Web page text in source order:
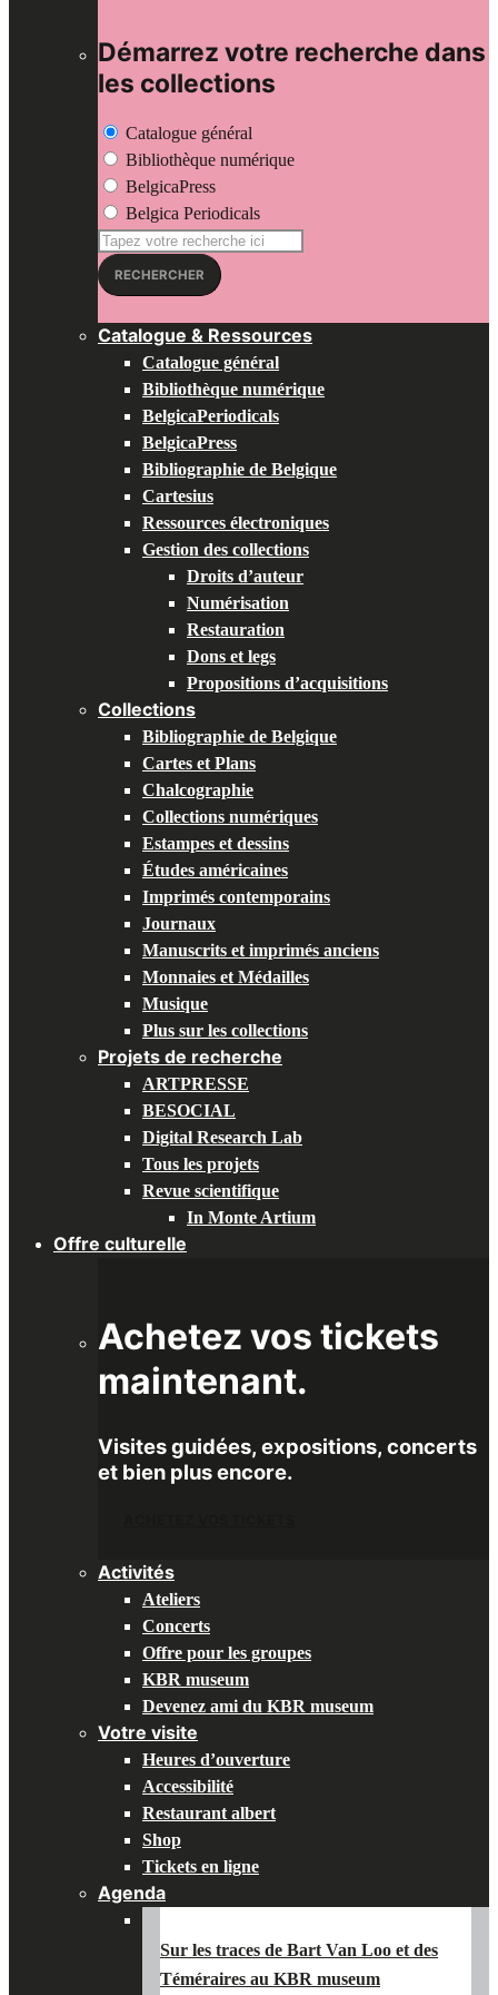
Démarrez votre recherche dans
les collections
Catalogue général
Bibliothèque numérique
BelgicaPress
Belgica Periodicals
Recherche
pour:RECHERCHER
Catalogue & Ressources
Catalogue général
Bibliothèque numérique
BelgicaPeriodicals
BelgicaPress
Bibliographie de Belgique
Cartesius
Ressources électroniques
Gestion des collections
Droits d’auteur
Numérisation
Restauration
Dons et legs
Propositions d’acquisitions
Collections
Bibliographie de Belgique
Cartes et Plans
Chalcographie
Collections numériques
Estampes et dessins
Études américaines
Imprimés contemporains
Journaux
Manuscrits et imprimés anciens
Monnaies et Médailles
Musique
Plus sur les collections
Projets de recherche
ARTPRESSE
BESOCIAL
Digital Research Lab
Tous les projets
Revue scientifique
In Monte Artium
Offre culturelle
Achetez vos tickets
maintenant.
Visites guidées, expositions, concerts
et bien plus encore.
Activités
Ateliers
Concerts
Offre pour les groupes
KBR museum
Devenez ami du KBR museum
Votre visite
Heures d’ouverture
Accessibilité
Restaurant albert
Shop
Tickets en ligne
Agenda
Sur les traces de Bart Van Loo et des
Téméraires au KBR museum